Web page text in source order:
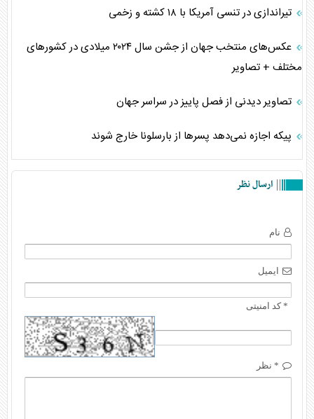
تیراندازی در تنسی‌ آمریکا با ۱۸ کشته و زخمی
عکس‌های منتخب جهان از جشن سال ۲۰۲۴ میلادی در کشور‌های
مختلف + تصاویر
تصاویر دیدنی از فصل پاییز در سراسر جهان
پیکه اجازه نمی‌دهد پسر‌ها از بارسلونا خارج شوند
ارسال نظر
نام
ایمیل
* کد امنیتی
* نظر